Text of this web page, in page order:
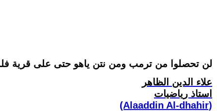
لن تحصلوا من ترمب ومن نتن ياهو حتى على قرية
علاء الدين الظاهر
استاذ رياضيات
(Alaaddin Al-dhahir)